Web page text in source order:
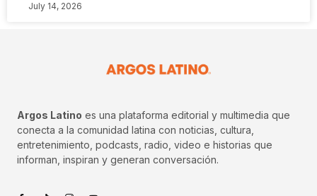
July 14, 2026
Argos Latino es una plataforma editorial y multimedia que
conecta a la comunidad latina con noticias, cultura,
entretenimiento, podcasts, radio, video e historias que
informan, inspiran y generan conversación.